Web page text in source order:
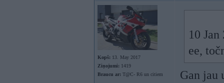
Kopš: 13. May 2017
Ziņojumi: 1419
Braucu ar: T@C- R6 un citiem
10
ee,
Gan jau